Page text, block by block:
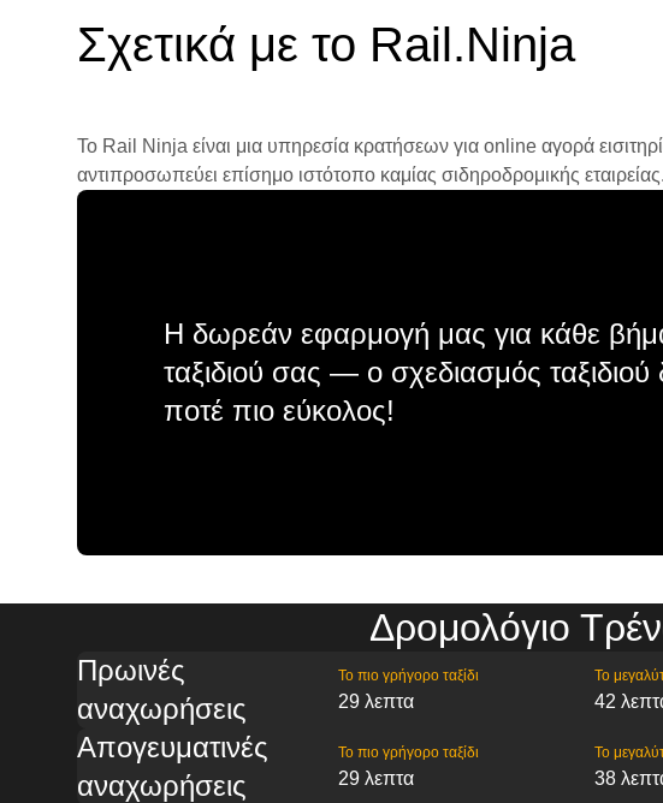
Σχετικά με το Rail.Ninja
Το Rail Ninja είναι μια υπηρεσία κρατήσεων για online αγορά
αντιπροσωπεύει επίσημο ιστότοπο καμίας σιδηροδρομικής
Η δωρεάν εφαρμογή μας για κάθε
ταξιδιού σας — ο σχεδιασμός ταξιδιού
ποτέ πιο εύκολος!
Δρομολόγιο
Πρωινές
αναχωρήσεις
Το πιο γρήγορο ταξίδι
29 λεπτα
Το
42
Απογευματινές
αναχωρήσεις
Το πιο γρήγορο ταξίδι
29 λεπτα
Το
38